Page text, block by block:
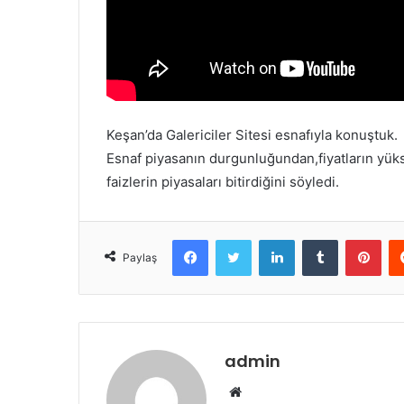
Keşan’da Galericiler Sitesi esnafıyla konuştuk.
Esnaf piyasanın durgunluğundan,fiyatların
faizlerin piyasaları bitirdiğini söyledi.
Paylaş
admin